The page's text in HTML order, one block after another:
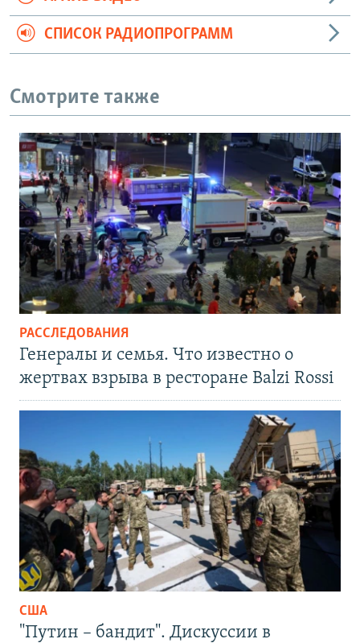
СПИСОК РАДИОПРОГРАММ
Смотрите также
РАССЛЕДОВАНИЯ
Генералы и семья. Что известно о
жертвах взрыва в ресторане Balzi Rossi
США
"Путин – бандит". Дискуссии в